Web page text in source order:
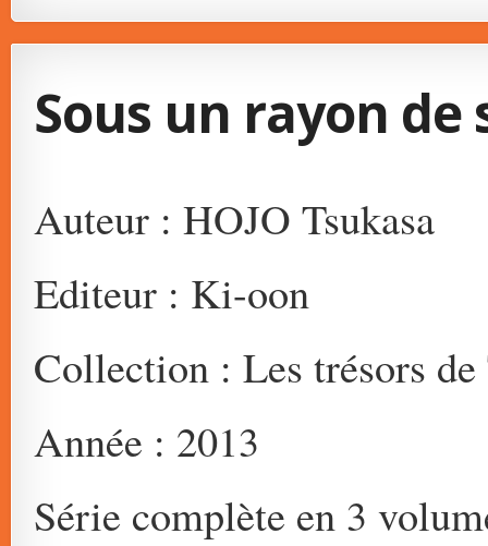
Sous un rayon de
Auteur : HOJO Tsukasa
Editeur : Ki-oon
Collection : Les trésors
Année : 2013
Série complète en 3